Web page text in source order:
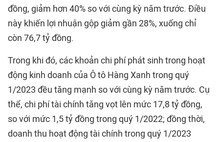
đồng, giảm hơn 40% so với cùng kỳ năm trước. Điều
này khiến lợi nhuận gộp giảm gần 28%, xuống chỉ
còn 76,7 tỷ đồng.
Trong khi đó, các khoản chi phí phát sinh trong hoạt
động kinh doanh của Ô tô Hàng Xanh trong quý
1/2023 đều tăng mạnh so với cùng kỳ năm trước. Cụ
thể, chi phí tài chính tăng vọt lên mức 17,8 tỷ đồng,
so với mức 1,5 tỷ đồng trong quý 1/2022; đồng thời,
doanh thu hoạt động tài chính trong quý 1/2023